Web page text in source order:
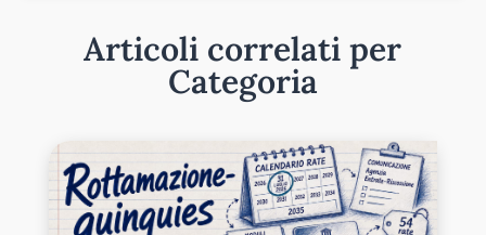
Articoli correlati per
Categoria